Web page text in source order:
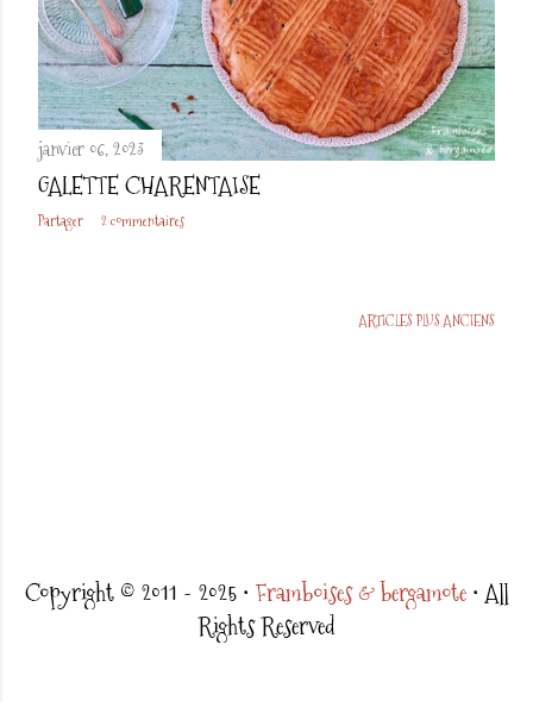
janvier 06, 2023
GALETTE CHARENTAISE
Partager 2 commentaires
ARTICLES PLUS ANCIENS
Copyright © 2011 - 2025 • Framboises & bergamote• All
Rights Reserved